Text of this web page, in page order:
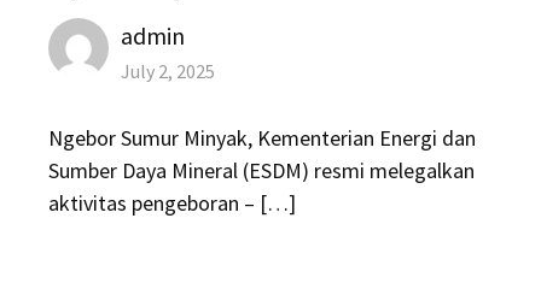
Author
admin
Posted
July 2, 2025
Ngebor Sumur Minyak, Kementerian Energi dan
Sumber Daya Mineral (ESDM) resmi melegalkan
aktivitas pengeboran – […]